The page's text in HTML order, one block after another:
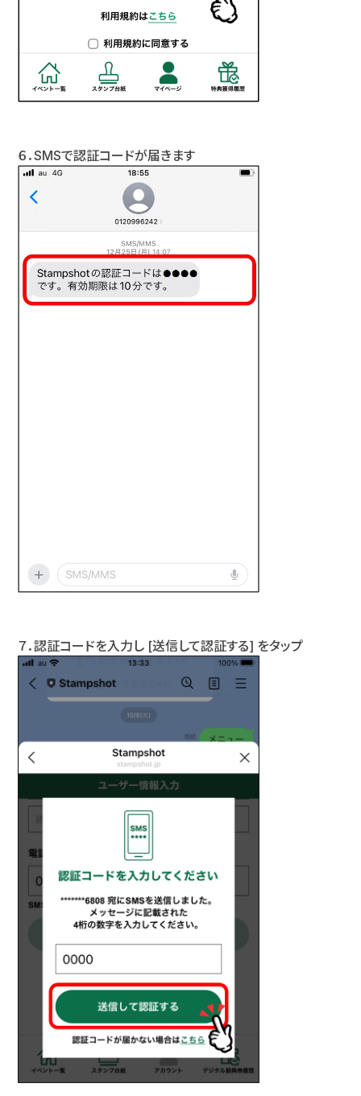
６．SMSで認証コードが届きます
７．認証コードを入力し [送信して認証する] をタップ